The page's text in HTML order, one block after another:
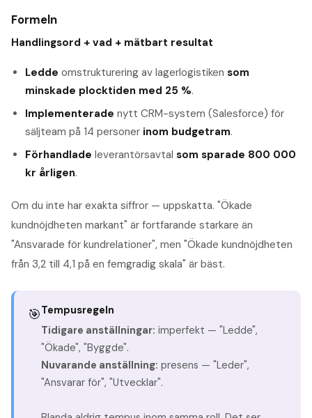
Formeln
Handlingsord + vad + mätbart resultat
Ledde omstrukturering av lagerlogistiken som
minskade plocktiden med 25 %.
Implementerade nytt CRM-system (Salesforce) för
säljteam på 14 personer inom budgetram.
Förhandlade leverantörsavtal som sparade 800 000
kr årligen.
Om du inte har exakta siffror — uppskatta. "Ökade
kundnöjdheten markant" är fortfarande starkare än
"Ansvarade för kundrelationer", men "Ökade kundnöjdheten
från 3,2 till 4,1 på en femgradig skala" är bäst.
🎯Tempusregeln
Tidigare anställningar: imperfekt — "Ledde",
"Ökade", "Byggde".
Nuvarande anställning: presens — "Leder",
"Ansvarar för", "Utvecklar".